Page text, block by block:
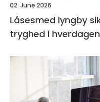
02. June 2026
Låsesmed lyngby sikkerhed, service og
tryghed i hverdagen